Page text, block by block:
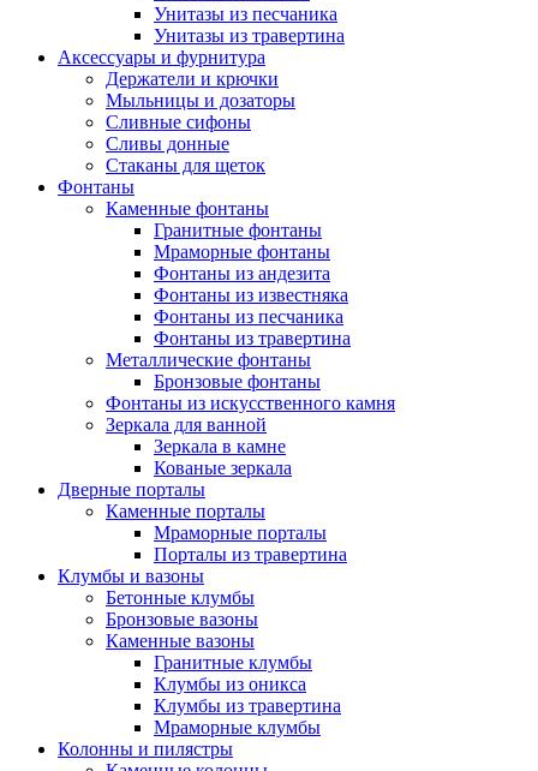
Унитазы из песчаника
Унитазы из травертина
Аксессуары и фурнитура
Держатели и крючки
Мыльницы и дозаторы
Сливные сифоны
Сливы донные
Стаканы для щеток
Фонтаны
Каменные фонтаны
Гранитные фонтаны
Мраморные фонтаны
Фонтаны из андезита
Фонтаны из известняка
Фонтаны из песчаника
Фонтаны из травертина
Металлические фонтаны
Бронзовые фонтаны
Фонтаны из искусственного камня
Зеркала для ванной
Зеркала в камне
Кованые зеркала
Дверные порталы
Каменные порталы
Мраморные порталы
Порталы из травертина
Клумбы и вазоны
Бетонные клумбы
Бронзовые вазоны
Каменные вазоны
Гранитные клумбы
Клумбы из оникса
Клумбы из травертина
Мраморные клумбы
Колонны и пилястры